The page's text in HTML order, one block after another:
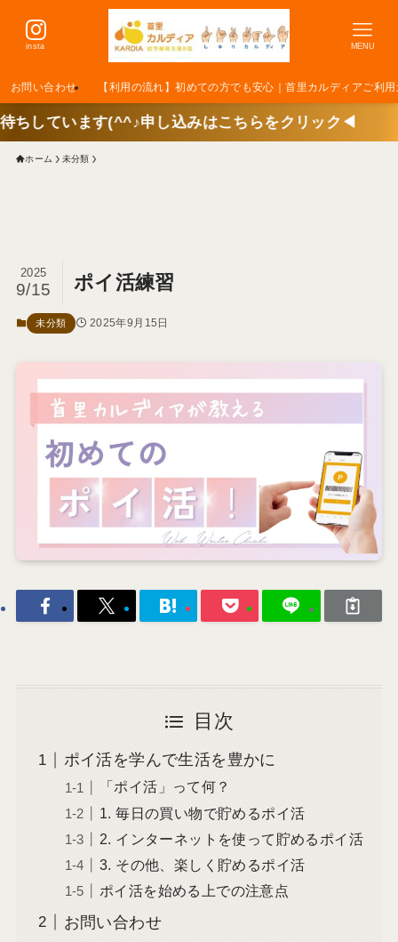
insta MENU
お問い合わせ 【利用の流れ】初めての方でも安心｜首里カルディアご利
申し込みはこちらをクリック◀
ホーム 未分類
ポイ活練習
2025
9/15
未分類 2025年9月15日
目次
ポイ活を学んで生活を豊かに
「ポイ活」って何？
1. 毎日の買い物で貯めるポイ活
2. インターネットを使って貯めるポイ活
3. その他、楽しく貯めるポイ活
ポイ活を始める上での注意点
お問い合わせ